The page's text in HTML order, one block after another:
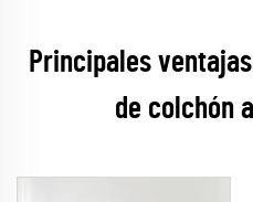
Principales
de colchón